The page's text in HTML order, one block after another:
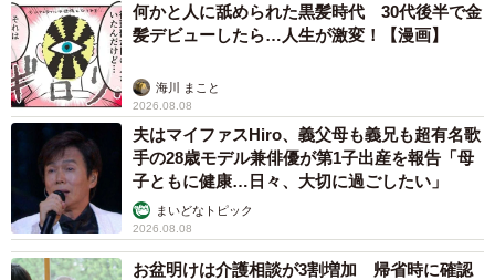
何かと人に舐められた黒髪時代 30代後半で金
髪デビューしたら…人生が激変！【漫画】
海川 まこと
2026.08.08
夫はマイファスHiro、義父母も義兄も超有名歌
手の28歳モデル兼俳優が第1子出産を報告「母
子ともに健康…日々、大切に過ごしたい」
まいどなトピック
2026.08.08
お盆明けは介護相談が3割増加 帰省時に確認